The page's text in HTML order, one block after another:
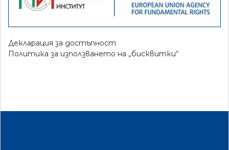
Декларация за достъпност
Политика за използването на „бисквитки“